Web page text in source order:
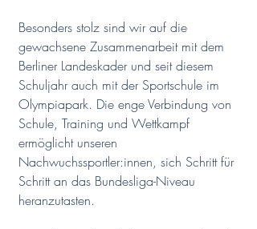
Besonders stolz sind wir auf die
gewachsene Zusammenarbeit mit dem
Berliner Landeskader und seit diesem
Schuljahr auch mit der Sportschule im
Olympiapark. Die enge Verbindung von
Schule, Training und Wettkampf
ermöglicht unseren
Nachwuchssportler:innen, sich Schritt für
Schritt an das Bundesliga-Niveau
heranzutasten.